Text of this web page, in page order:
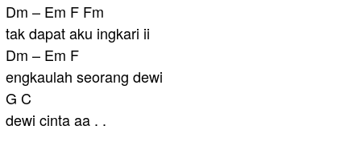
Dm – Em F Fm
tak dapat aku ingkari ii
Dm – Em F
engkaulah seorang dewi
G C
dewi cinta aa . .